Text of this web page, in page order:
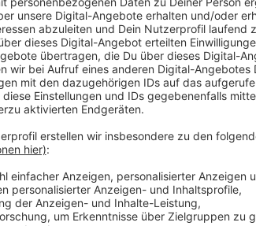
Nistkästen sollen Meisen
Anzeige
Raesfeld beschäftigt sich damit,
schon reagiert. Viele Städte und
Nesselhärchen mit Fressgift zu
Meise soll angelockt werden.
(25.01.2020) im Werkkeller der St.
an die Eichen in der Gemeinde